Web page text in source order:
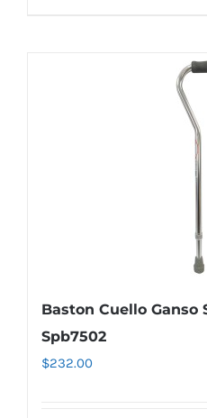
Baston Cuello Ganso
Spb7502
$232.00